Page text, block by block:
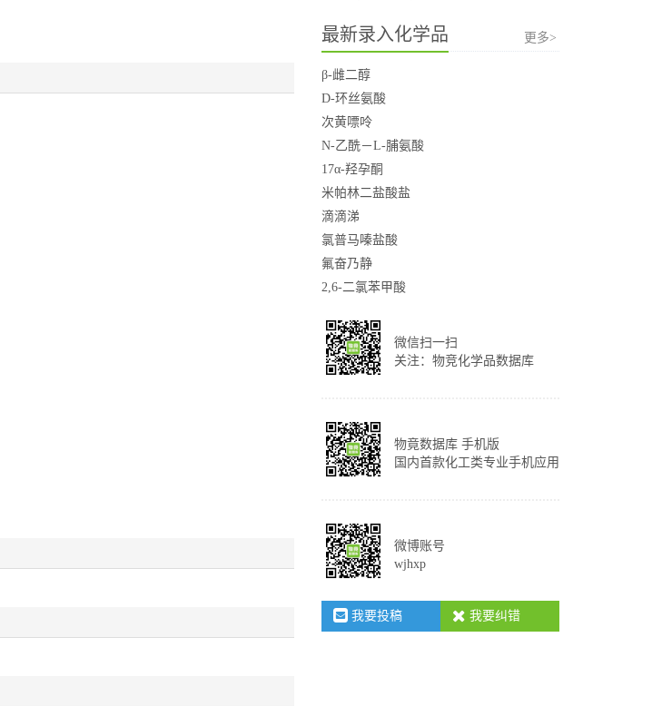
最新录入化学品 更多>
β-雌二醇
D-环丝氨酸
次黄嘌呤
N-乙酰－L-脯氨酸
17α-羟孕酮
米帕林二盐酸盐
滴滴涕
氯普马嗪盐酸
氟奋乃静
2,6-二氯苯甲酸
微信扫一扫
关注：物竞化学品数据库
物竟数据库 手机版
国内首款化工类专业手机应用
微博账号
wjhxp
我要投稿 我要纠错